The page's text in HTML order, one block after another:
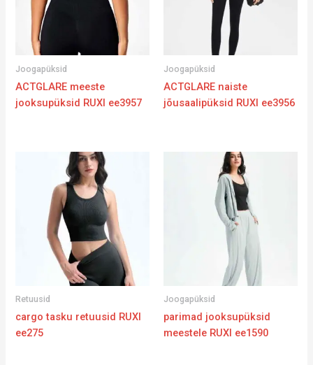
Joogapüksid
ACTGLARE meeste
jooksupüksid RUXI ee3957
Joogapüksid
ACTGLARE naiste
jõusaalipüksid RUXI ee3956
Retuusid
cargo tasku retuusid RUXI
ee275
Joogapüksid
parimad jooksupüksid
meestele RUXI ee1590